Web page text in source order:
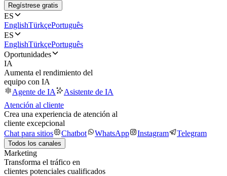
Regístrese gratis
ES
EnglishTürkçePortuguês
ES
EnglishTürkçePortuguês
Oportunidades
IA
Aumenta el rendimiento del
equipo con IA
Agente de IA
Asistente de IA
Atención al cliente
Crea una experiencia de atención al
cliente excepcional
Chat para sitios
Chatbot WhatsApp Instagram Telegram
Todos los canales
Marketing
Transforma el tráfico en
clientes potenciales cualificados